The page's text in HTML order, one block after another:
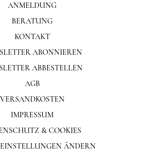
ANMELDUNG
BERATUNG
KONTAKT
ABONNIEREN
ABBESTELLEN
AGB
VERSANDKOSTEN
IMPRESSUM
& COOKIES
ÄNDERN